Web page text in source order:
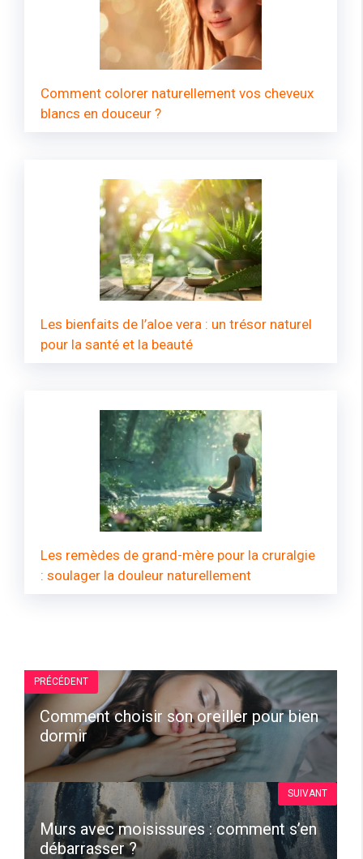
Comment colorer naturellement vos cheveux
blancs en douceur ?
Les bienfaits de l’aloe vera : un trésor naturel
pour la santé et la beauté
Les remèdes de grand-mère pour la cruralgie
: soulager la douleur naturellement
PRÉCÉDENT
Comment choisir son oreiller pour bien
dormir
Murs avec moisissures : comment s’en
débarrasser ?
SUIVANT